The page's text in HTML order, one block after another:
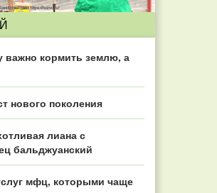
важно кормить землю, а
нового поколения
лиана с
бальджуанский
мфц, которыми чаще